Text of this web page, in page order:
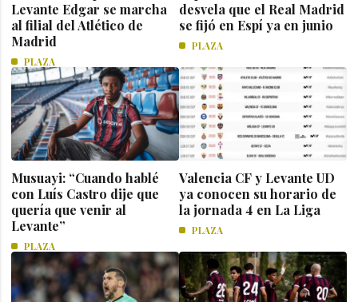
Levante Edgar se marcha
al filial del Atlético de
Madrid
PLAZA
desvela que el Real Madrid
se fijó en Espí ya en junio
PLAZA
Musuayi: “Cuando hablé
con Luís Castro dije que
quería que venir al
Levante”
PLAZA
Valencia CF y Levante UD
ya conocen su horario de
la jornada 4 en La Liga
PLAZA